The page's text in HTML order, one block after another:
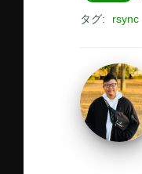
n
タグ: rsync